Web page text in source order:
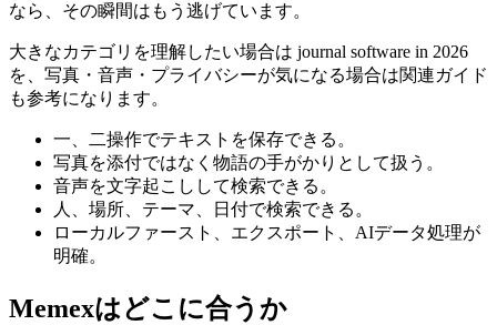
なら、その瞬間はもう逃げています。
大きなカテゴリを理解したい場合は journal software in 2026
を、写真・音声・プライバシーが気になる場合は関連ガイド
も参考になります。
一、二操作でテキストを保存できる。
写真を添付ではなく物語の手がかりとして扱う。
音声を文字起こしして検索できる。
人、場所、テーマ、日付で検索できる。
ローカルファースト、エクスポート、AIデータ処理が
明確。
Memexはどこに合うか